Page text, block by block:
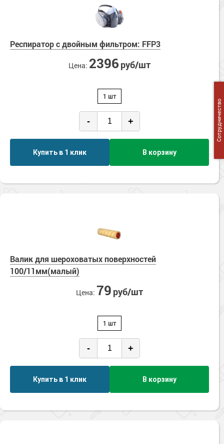
Респиратор с двойным фильтром: FFP3
Цена: 2396 руб/шт
1 шт
- +
Купить в 1 клик В корзину
Валик для шероховатых поверхностей
100/11мм(малый)
Цена: 79 руб/шт
1 шт
- +
Купить в 1 клик В корзину
Сотрудничество